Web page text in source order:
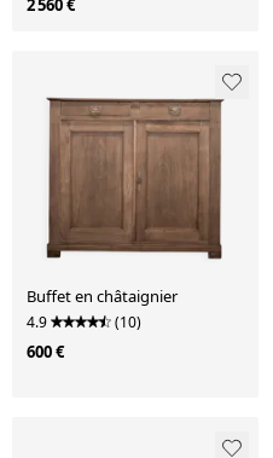
Buffet en châtaignier
4.9 (10)
600 €